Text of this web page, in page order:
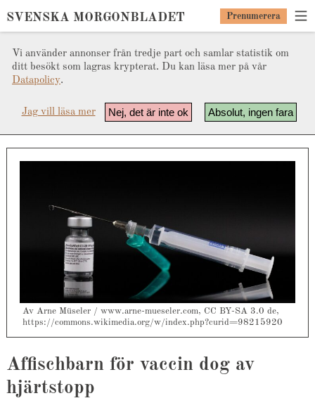
Vi använder annonser från tredje part och samlar statistik om
ditt besökt som lagras krypterat. Du kan läsa mer på vår
Datapolicy.
Absolut, ingen fara
Nej, det är inte ok
Jag vill läsa mer
SVENSKA MORGONBLADET Prenumerera
Av Arne Müseler / www.arne-mueseler.com, CC BY-SA 3.0 de,
https://commons.wikimedia.org/w/index.php?curid=98215920
Affischbarn för vaccin dog av
hjärtstopp